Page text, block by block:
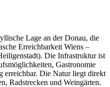
Lage an der Donau, die
Erreichbarkeit Wiens –
Die Infrastruktur ist
Gastronomie
erreichbar. Die Natur liegt direkt
Radstrecken und Weingärten.